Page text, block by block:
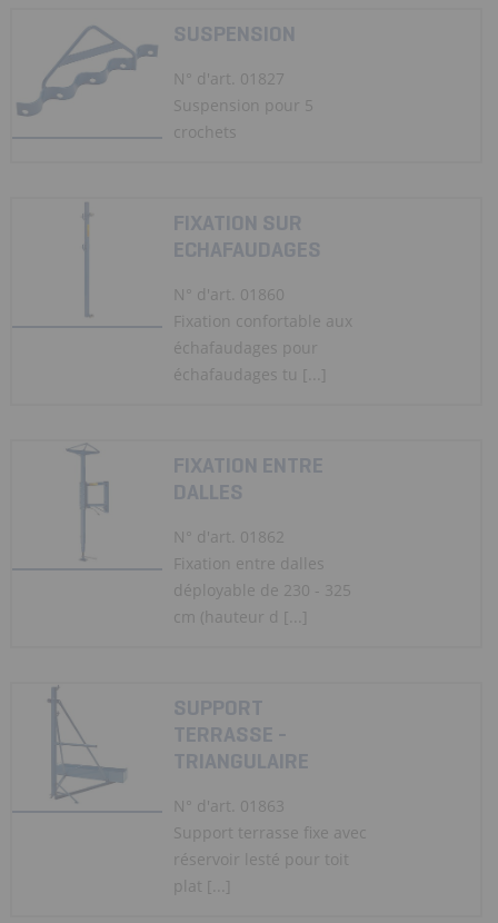
SUSPENSION
N° d'art. 01827
Suspension pour 5
crochets
FIXATION SUR
ECHAFAUDAGES
N° d'art. 01860
Fixation confortable aux
échafaudages pour
échafaudages tu [...]
FIXATION ENTRE
DALLES
N° d'art. 01862
Fixation entre dalles
déployable de 230 - 325
cm (hauteur d [...]
SUPPORT
TERRASSE -
TRIANGULAIRE
N° d'art. 01863
Support terrasse fixe avec
réservoir lesté pour toit
plat [...]